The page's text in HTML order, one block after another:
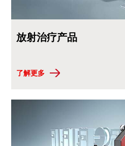
放射治疗产品
了解更多